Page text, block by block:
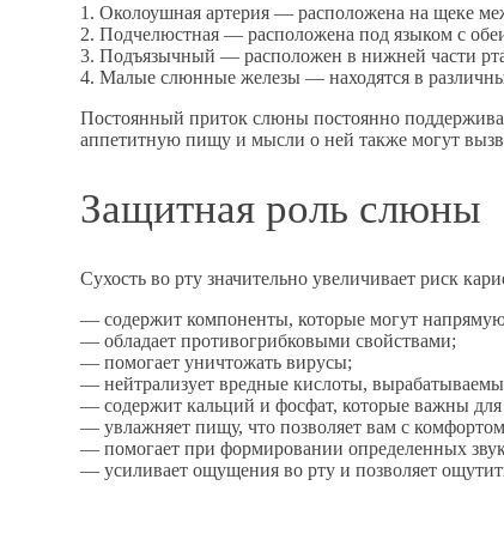
1. Околоушная артерия — расположена на щеке
2. Подчелюстная — расположена под языком с
3. Подъязычный — расположен в нижней части
4. Малые слюнные железы — находятся в
Постоянный приток слюны постоянно
аппетитную пищу и мысли о ней также могут
Защитная роль слюны
Сухость во рту значительно увеличивает риск
— содержит компоненты, которые могут
— обладает противогрибковыми свойствами;
— помогает уничтожать вирусы;
— нейтрализует вредные кислоты,
— содержит кальций и фосфат, которые важны
— увлажняет пищу, что позволяет вам с комфортом
— помогает при формировании определенных
— усиливает ощущения во рту и позволяет